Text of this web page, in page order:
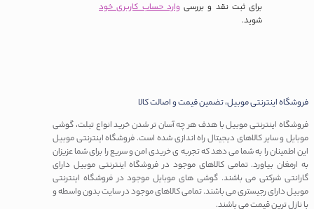
برای ثبت نقد و بررسیوارد حساب کاربری خود
شوید.
اینترنتی موبیل، تضمین قیمت و اصالت کالا
اینترنتی موبیل با هدف هر چه آسان تر شدن خرید انواع تبلت، گوشی
و سایر کالاهای دیجیتال راه اندازی شده است. فروشگاه اینترنتی موبیل
اطمینان را به شما می دهد که تجربه ی خریدی امن و سریع را برای شما عزیزان
ارمغان بیاورد. تمامی کالاهای موجود در فروشگاه اینترنتی موبیل دارای
شرکتی می باشند. گوشی های موبایل موجود در فروشگاه اینترنتی
دارای رجیستری می باشند. تمامی کالاهای موجود در سایت بدون واسطه و
نازل ترین قیمت می باشند.